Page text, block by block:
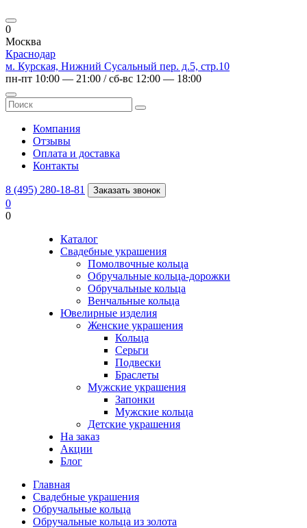
0
Москва
Краснодар
м. Курская, Нижний Сусальный пер. д.5, стр.10
пн-пт 10:00 — 21:00 / сб-вс 12:00 — 18:00
Компания
Отзывы
Оплата и доставка
Контакты
8 (495) 280-18-81 Заказать звонок
0
0
Каталог
Свадебные украшения
Помолвочные кольца
Обручальные кольца-дорожки
Обручальные кольца
Венчальные кольца
Ювелирные изделия
Женские украшения
Кольца
Серьги
Подвески
Браслеты
Мужские украшения
Запонки
Мужские кольца
Детские украшения
На заказ
Акции
Блог
Главная
Свадебные украшения
Обручальные кольца
Обручальные кольца из золота